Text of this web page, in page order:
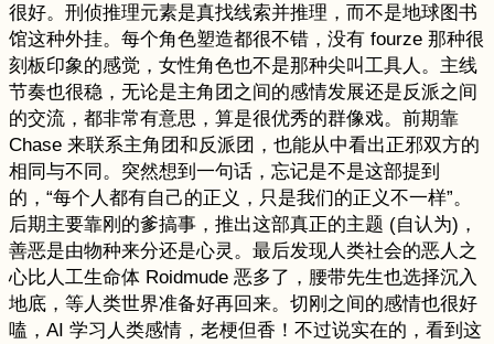
很好。刑侦推理元素是真找线索并推理，而不是地球图书
馆这种外挂。每个角色塑造都很不错，没有 fourze 那种很
刻板印象的感觉，女性角色也不是那种尖叫工具人。主线
节奏也很稳，无论是主角团之间的感情发展还是反派之间
的交流，都非常有意思，算是很优秀的群像戏。前期靠
Chase 来联系主角团和反派团，也能从中看出正邪双方的
相同与不同。突然想到一句话，忘记是不是这部提到
的，“每个人都有自己的正义，只是我们的正义不一样”。
后期主要靠刚的爹搞事，推出这部真正的主题 (自认为)，
善恶是由物种来分还是心灵。最后发现人类社会的恶人之
心比人工生命体 Roidmude 恶多了，腰带先生也选择沉入
地底，等人类世界准备好再回来。切刚之间的感情也很好
嗑，AI 学习人类感情，老梗但香！不过说实在的，看到这